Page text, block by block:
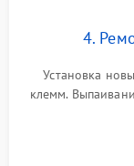
4.
Установка
клемм.
цепи